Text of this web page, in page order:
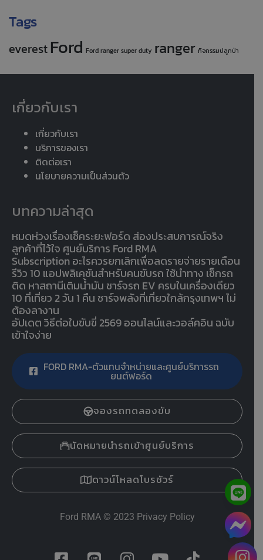
Tags
everest Ford Ford ranger super duty ranger กิจกรรมปลูกป่า
เกี่ยวกับเรา
เกี่ยวกับเรา
บริการของเรา
ติดต่อเรา
นโยบายความเป็นส่วนตัว
บทความล่าสุด
หมดห่วงเรื่องเช็คระยะฟอร์ด ส่องประสบการณ์จริง
ลูกค้าที่ไว้ใจ ศูนย์บริการ Ford RMA
Subscription อะไรควรยกเลิกเพื่อลดรายจ่ายรายเดือน
รีวิว 10 แอปพลิเคชันสำหรับคนขับรถ ใช้นำทาง เช็กรถ
ติด หาสถานีเติมน้ำมัน ชาร์จรถ EV ครบในเครื่องเดียว
10 ที่เที่ยว 2 วัน 1 คืน ชาร์จพลังที่เที่ยวใกล้กรุงเทพฯ ไม่
ต้องลางาน
อัปเดต วิธีต่อใบขับขี่ 2569 ออนไลน์และวอล์คอิน ฉบับ
เข้าใจง่าย
FORD RMA-ตัวแทนจำหน่ายและศูนย์บริการรถ
ยนต์ฟอร์ด
จองรถทดลองขับ
นัดหมายนำรถเข้าศูนย์บริการ
ดาวน์โหลดโบรชัวร์
Ford RMA© 2023 Privacy Policy